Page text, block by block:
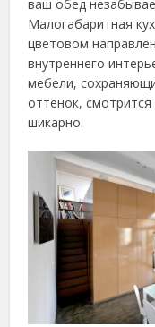
ваш обед
Малогабаритная
цветовом
внутреннего
мебели,
оттенок,
шикарно.